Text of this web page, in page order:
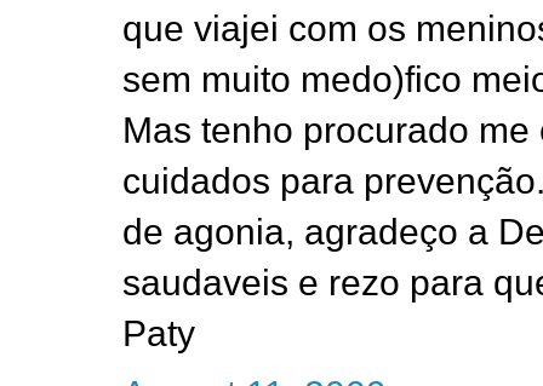
que viajei com os
sem muito medo)fico
Mas tenho procurado
cuidados para
de agonia, agradeço a
saudaveis e rezo para
Paty